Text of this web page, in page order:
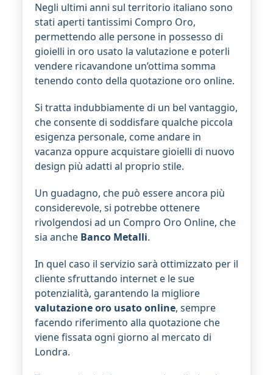
Negli ultimi anni sul territorio italiano sono
stati aperti tantissimi Compro Oro,
permettendo alle persone in possesso di
gioielli in oro usato la valutazione e poterli
vendere ricavandone un’ottima somma
tenendo conto della quotazione oro online.
Si tratta indubbiamente di un bel vantaggio,
che consente di soddisfare qualche piccola
esigenza personale, come andare in
vacanza oppure acquistare gioielli di nuovo
design più adatti al proprio stile.
Un guadagno, che può essere ancora più
considerevole, si potrebbe ottenere
rivolgendosi ad un Compro Oro Online, che
sia anche Banco Metalli.
In quel caso il servizio sarà ottimizzato per il
cliente sfruttando internet e le sue
potenzialità, garantendo la migliore
valutazione oro usato online, sempre
facendo riferimento alla quotazione che
viene fissata ogni giorno al mercato di
Londra.